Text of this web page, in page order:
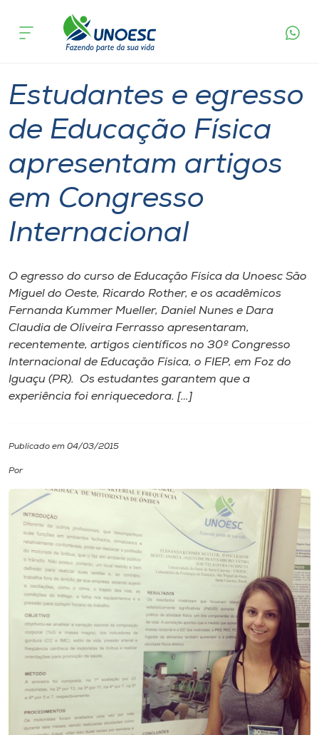
Cursos
Pesquisa
Atendimento ao Estudante
Portal de Ensino
Internacionalização
I.nova
Diplomados
Biblioteca
Editora
Rádio
Museu
Unoesc
Store
acontece
Estudantes e egresso
de Educação Física
apresentam artigos
em Congresso
Internacional
O egresso do curso de Educação Física da Unoesc São
Miguel do Oeste, Ricardo Rother, e os acadêmicos
Fernanda Kummer Mueller, Daniel Nunes e Dara
Claudia de Oliveira Ferrasso apresentaram,
recentemente, artigos científicos no 30º Congresso
Internacional de Educação Física, o FIEP, em Foz do
Iguaçu (PR). Os estudantes garantem que a
experiência foi enriquecedora. […]
Publicado em 04/03/2015
Por